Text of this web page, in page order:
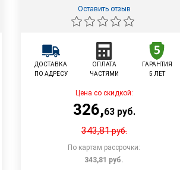
Оставить отзыв
ДОСТАВКА
ПО АДРЕСУ
ОПЛАТА
ЧАСТЯМИ
ГАРАНТИЯ
5 ЛЕТ
Цена со скидкой:
326,63руб.
343,81руб.
По картам рассрочки:
343,81 руб.